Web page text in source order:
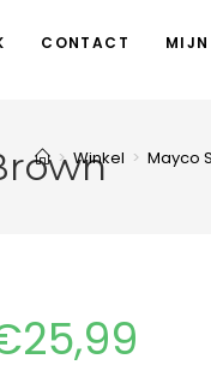
CONTACT
> Winkel > Mayco
25,99